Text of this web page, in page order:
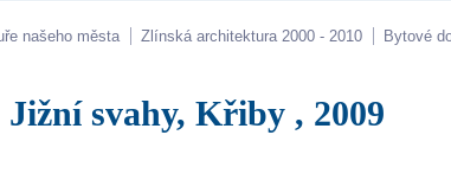
Kariéra
našeho města Zlínská architektura 2000 - 2010 Bytové
Jižní svahy, Křiby , 2009